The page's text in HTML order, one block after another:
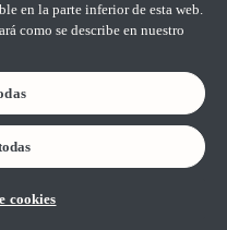
en la parte inferior de esta web.
como se describe en nuestro
cookies